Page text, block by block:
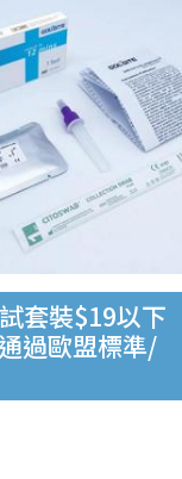
套裝$19以下
過歐盟標準/